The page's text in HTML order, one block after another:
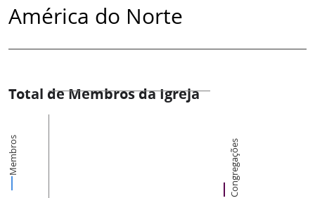
América do Norte
Total de Membros da Igreja
Membros Congregações